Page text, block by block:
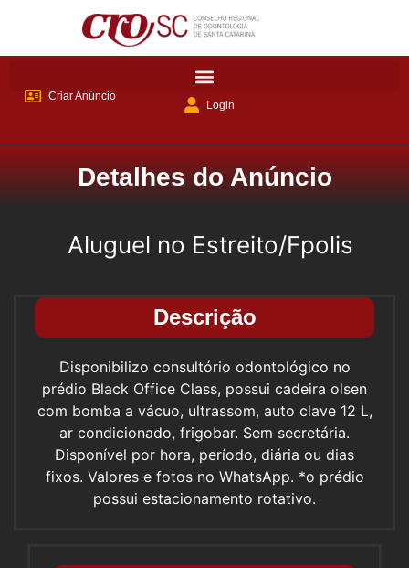
Criar Anúncio
Login
Detalhes do Anúncio
Aluguel no Estreito/Fpolis
Descrição
Disponibilizo consultório odontológico no
prédio Black Office Class, possui cadeira olsen
com bomba a vácuo, ultrassom, auto clave 12 L,
ar condicionado, frigobar. Sem secretária.
Disponível por hora, período, diária ou dias
fixos. Valores e fotos no WhatsApp. *o prédio
possui estacionamento rotativo.